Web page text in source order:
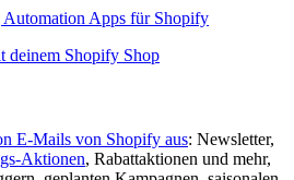
Automation Apps für Shopify
deinem Shopify Shop
E-Mails von Shopify aus: Newsletter,
Aktionen, Rabattaktionen und mehr,